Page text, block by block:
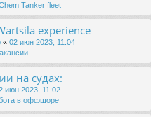
Tanker fleet
experience
« 02 июн 2023, 11:04
на судах:
июн 2023, 11:02
в оффшоре